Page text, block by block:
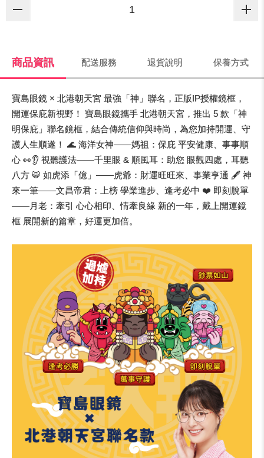
商品資訊 配送服務 退貨說明 保養方式
寶島眼鏡 × 北港朝天宮 最強「神」聯名，正版IP授權鏡框，
開運保庇新視野！ 寶島眼鏡攜手 北港朝天宮，推出 5 款「神
明保庇」聯名鏡框，結合傳統信仰與時尚，為您加持開運、守
護人生順遂！ 🌊 海洋女神——媽祖：保庇 平安健康、事事順
心 👀👂 視聽護法——千里眼 & 順風耳：助您 眼觀四處，耳聽
八方 🐯 如虎添「億」——虎爺：財運旺旺來、事業亨通 🖋️ 神
來一筆——文昌帝君：上榜 學業進步、逢考必中 ❤️ 即刻脫單
——月老：牽引 心心相印、情牽良緣 新的一年，戴上開運鏡
框 展開新的篇章，好運更加倍。